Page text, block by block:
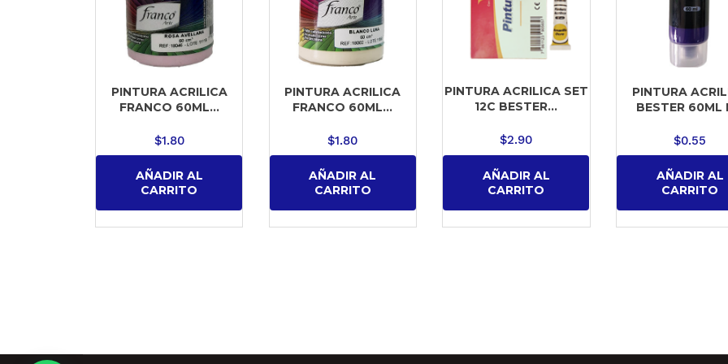
PINTURA ACRILICA
FRANCO 60ML...
$1.80
AÑADIR AL
CARRITO
PINTURA ACRILICA
FRANCO 60ML...
$1.80
AÑADIR AL
CARRITO
PINTURA ACRILICA SET
12C BESTER...
$2.90
AÑADIR AL
CARRITO
PINTURA
BESTER 60ML
$0.55
AÑADIR AL
CARRITO